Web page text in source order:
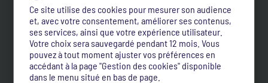
Ce site utilise des cookies pour mesurer son audience
et, avec votre consentement, améliorer ses contenus,
ses services, ainsi que votre expérience utilisateur.
Votre choix sera sauvegardé pendant 12 mois. Vous
pouvez à tout moment ajuster vos préférences en
accédant à la page "Gestion des cookies" disponible
dans le menu situé en bas de page.